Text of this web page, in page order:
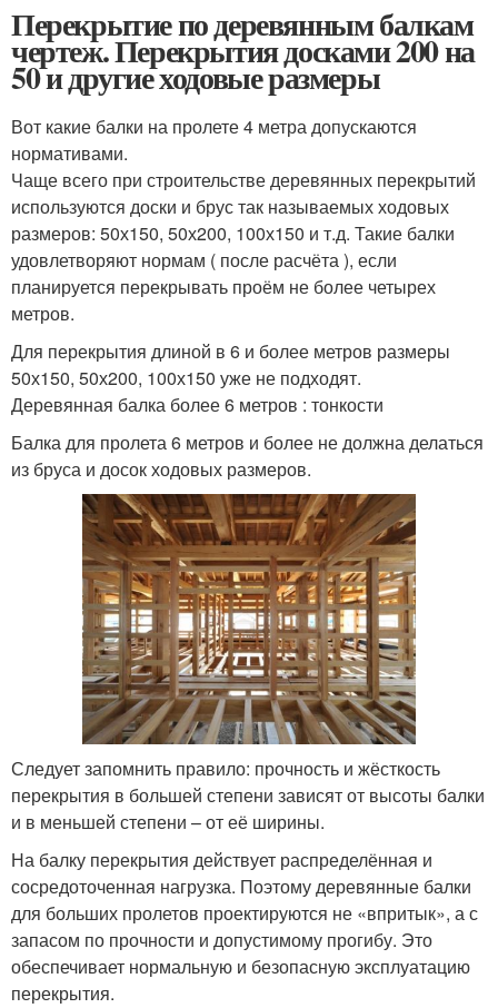
Перекрытие по деревянным балкам
чертеж. Перекрытия досками 200 на
50 и другие ходовые размеры
Вот какие балки на пролете 4 метра допускаются
нормативами.
Чаще всего при строительстве деревянных перекрытий
используются доски и брус так называемых ходовых
размеров: 50х150, 50х200, 100х150 и т.д. Такие балки
удовлетворяют нормам ( после расчёта ), если
планируется перекрывать проём не более четырех
метров.
Для перекрытия длиной в 6 и более метров размеры
50х150, 50х200, 100х150 уже не подходят.
Деревянная балка более 6 метров : тонкости
Балка для пролета 6 метров и более не должна делаться
из бруса и досок ходовых размеров.
Следует запомнить правило: прочность и жёсткость
перекрытия в большей степени зависят от высоты балки
и в меньшей степени – от её ширины.
На балку перекрытия действует распределённая и
сосредоточенная нагрузка. Поэтому деревянные балки
для больших пролетов проектируются не «впритык», а с
запасом по прочности и допустимому прогибу. Это
обеспечивает нормальную и безопасную эксплуатацию
перекрытия.